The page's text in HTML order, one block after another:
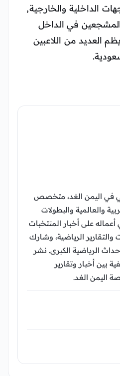
الداخلية والخارجية,
في الداخل
العديد من اللاعبين
في اليمن الغد، متخصص
والعالمية والبطولات
أعماله على أخبار المنتخبات
والتقارير الرياضية، وشارك
الرياضية الكبرى. نشر
صحفية بين أخبار وتقارير
اليمن الغد.